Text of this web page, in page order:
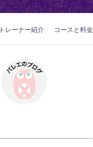
トレーナー紹介 コースと料金